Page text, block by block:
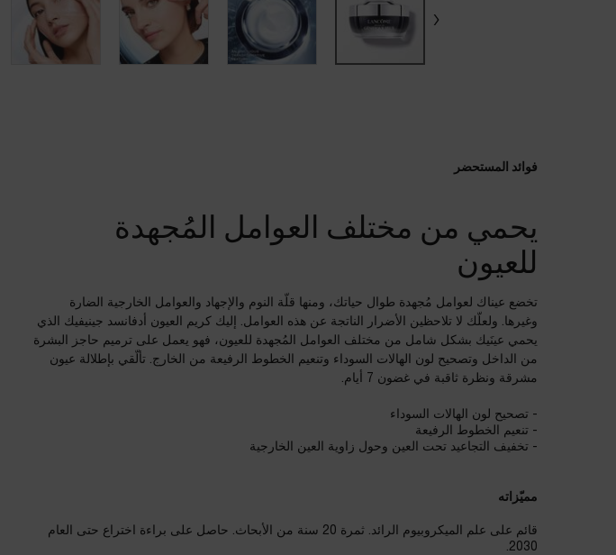
PDP Product description section
فوائد المستحضر
يحمي من مختلف العوامل المُجهدة
للعيون
تخضع عيناك لعوامل مُجهدة طوال حياتك، ومنها قلّة النوم والإجهاد والعوامل الخارجية الضارة
وغيرها. ولعلّك لا تلاحظين الأضرار الناتجة عن هذه العوامل. إليك كريم العيون أدفانسد جينيفيك الذي
يحمي عينَيك بشكل شامل من مختلف العوامل المُجهدة للعيون، فهو يعمل على ترميم حاجز البشرة
من الداخل وتصحيح لون الهالات السوداء وتنعيم الخطوط الرفيعة من الخارج. تألّقي بإطلالة عيون
مشرقة ونظرة ثاقبة في غضون 7 أيام.
- تصحيح لون الهالات السوداء
- تنعيم الخطوط الرفيعة
- تخفيف التجاعيد تحت العين وحول زاوية العين الخارجية
مميّزاته
قائم على علم الميكروبيوم الرائد. ثمرة 20 سنة من الأبحاث. حاصل على براءة اختراع حتى العام
2030.